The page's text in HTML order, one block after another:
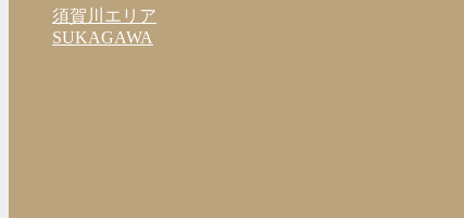
須賀川エリア
SUKAGAWA